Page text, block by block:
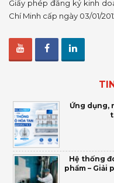
Giấy phép đăng ký kinh
Chí Minh cấp ngày 03/01/
Ứng dụng,
Hệ thống
phẩm –